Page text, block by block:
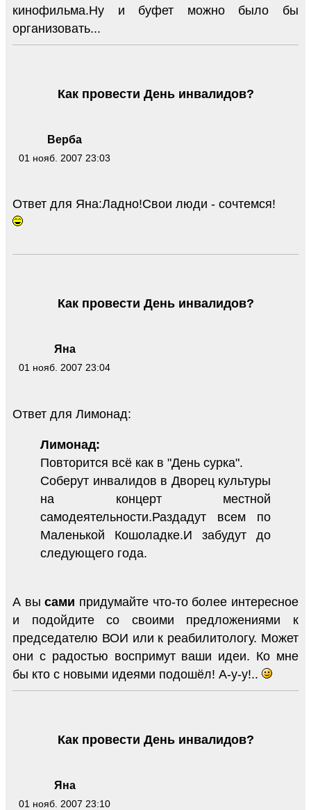
кинофильма.Ну и буфет можно было бы
организовать...
Верба
01 нояб. 2007 23:03
Как провести День инвалидов?
Ответ для Яна:Ладно!Свои люди - сочтемся!
Яна
01 нояб. 2007 23:04
Как провести День инвалидов?
Ответ для Лимонад:
Лимонад:
Повторится всё как в "День сурка".
Соберут инвалидов в Дворец культуры
на концерт местной
самодеятельности.Раздадут всем по
Маленькой Кошоладке.И забудут до
следующего года.
А высами придумайте что-то более интересное
и подойдите со своими предложениями к
председателю ВОИ или к реабилитологу. Может
они с радостью воспримут ваши идеи. Ко мне
бы кто с новыми идеями подошёл! А-у-у!..
Яна
01 нояб. 2007 23:10
Как провести День инвалидов?